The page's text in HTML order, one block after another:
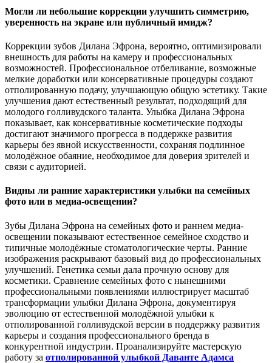
Могли ли небольшие коррекции улучшить симметрию,
уверенность на экране или публичный имидж?
Коррекции зубов Дилана Эфрона, вероятно, оптимизировали
внешность для работы на камеру и профессиональных
возможностей. Профессиональное отбеливание, возможные
мелкие доработки или консервативные процедуры создают
отполированную подачу, улучшающую общую эстетику. Такие
улучшения дают естественный результат, подходящий для
молодого голливудского таланта. Улыбка Дилана Эфрона
показывает, как консервативные косметические подходы
достигают значимого прогресса в поддержке развития
карьеры без явной искусственности, сохраняя подлинное
молодёжное обаяние, необходимое для доверия зрителей и
связи с аудиторией.
Видны ли ранние характеристики улыбки на семейных
фото или в медиа-освещении?
Зубы Дилана Эфрона на семейных фото и раннем медиа-
освещении показывают естественное семейное сходство и
типичные молодёжные стоматологические черты. Ранние
изображения раскрывают базовый вид до профессиональных
улучшений. Генетика семьи дала прочную основу для
косметики. Сравнение семейных фото с нынешними
профессиональными появлениями иллюстрирует масштаб
трансформации улыбки Дилана Эфрона, документируя
эволюцию от естественной молодёжной улыбки к
отполированной голливудской версии в поддержку развития
карьеры и создания профессионального бренда в
конкурентной индустрии. Проанализируйте мастерскую
работу за отполированной улыбкой Даванте Адамса